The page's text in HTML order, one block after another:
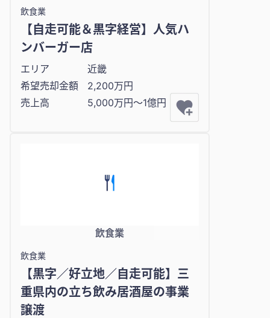
飲食業
【自走可能＆黒字経営】人気ハ
ンバーガー店
エリア
近畿
希望売却金額
2,200万円
売上高
5,000万円〜1億円
飲食業
飲食業
【黒字／好立地／自走可能】三
重県内の立ち飲み居酒屋の事業
譲渡